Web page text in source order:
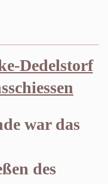
Dedelstorf
war das
des